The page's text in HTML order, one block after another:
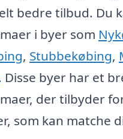
bedre tilbud. Du
i byer som
, Stubbekøbing,
Disse byer har et
der tilbyder
som kan matche